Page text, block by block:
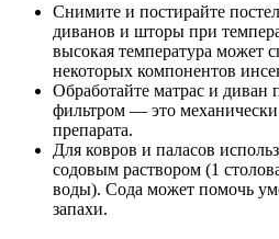
Снимите и постирайте
диванов и шторы при
высокая температура может
некоторых компонентов
Обработайте матрас и диван
фильтром — это
препарата.
Для ковров и паласов
содовым раствором (1
воды). Сода может помочь
запахи.